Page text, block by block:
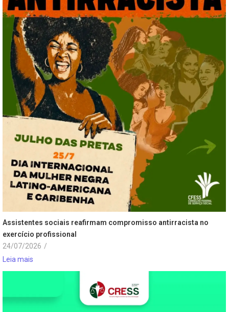
Assistentes sociais reafirmam compromisso antirracista no
exercício profissional
24/07/2026 /
Leia mais